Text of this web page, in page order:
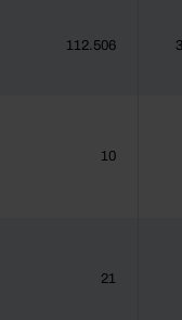
112.506
10
21